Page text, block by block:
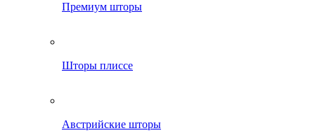
Премиум шторы
Шторы плиссе
Австрийские шторы